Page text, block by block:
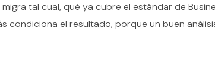
tal cual, qué ya cubre el estándar de
condiciona el resultado, porque un buen